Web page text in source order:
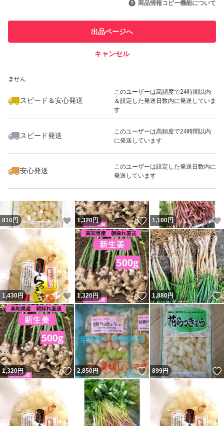
での取引実績があります
ません
スピード＆安心発送
このユーザーは高頻度で24時間以内
＆設定した発送日数内に発送していま
す
スピード発送
このユーザーは高頻度で24時間以内
に発送しています
安心発送
このユーザーは設定した発送日数内に
発送しています
商品情報コピー機能について
出品ページへ
キャンセル
いいね！
1,280
810円 いいね！
1,320円 いいね！
1,100円
1,430円 いいね！
1,320円 いいね！
1,880円
1,320円 いいね！
2,850円 いいね！
899円